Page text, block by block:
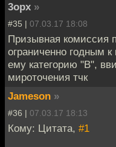
3opx »
#35 | 07.03.17 18:08
Призывная комиссия
ограниченно годным
ему категорию "В",
мироточения тчк
Jameson »
#36 | 07.03.17 18:13
Кому: Цитата, #1